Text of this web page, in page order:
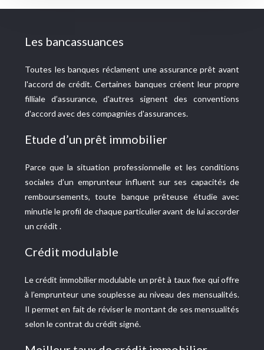
Les bancassuances
Toutes les banques réclament une assurance prêt avant
l'accord de crédit. Certaines banques créent leur propre
filliale d’assurance, d'autres signent des conventions
d'accord avec des compagnies d'assurances.
Etude d’un prêt immobilier
Parce que la situation professionnelle et les conditions
sociales d’un emprunteur influent sur ses capacités de
remboursements, toute banque prêteuse étudie avec
minutie le profil de chaque particulier avant de lui accorder
un crédit .
Crédit modulable
Le crédit immobilier modulable un prêt à taux fixe qui offre
à l’emprunteur une souplesse au niveau des mensualités.
Il permet en fait de réviser le montant de ses mensualités
selon le contrat du crédit signé.